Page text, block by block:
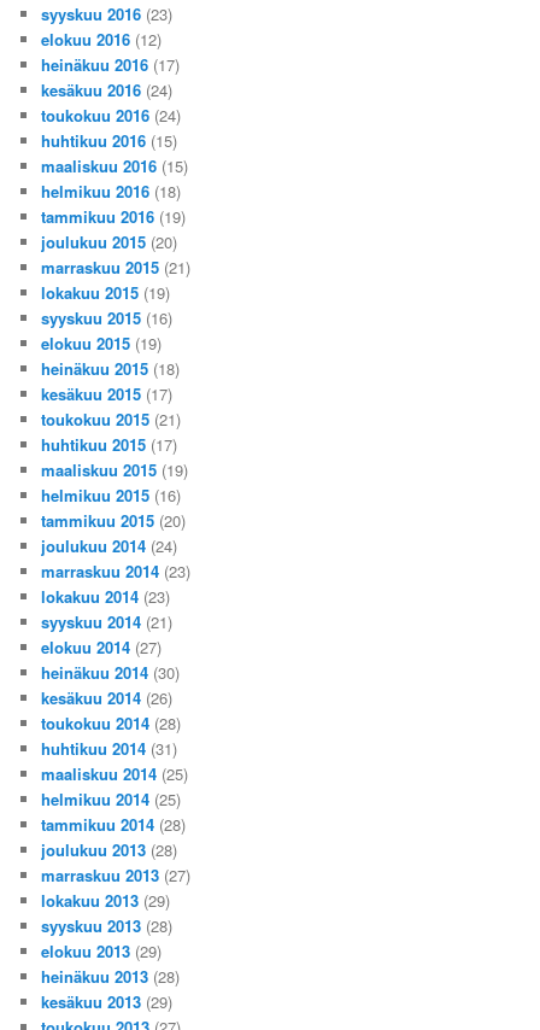
syyskuu 2016 (23)
elokuu 2016 (12)
heinäkuu 2016 (17)
kesäkuu 2016 (24)
toukokuu 2016 (24)
huhtikuu 2016 (15)
maaliskuu 2016 (15)
helmikuu 2016 (18)
tammikuu 2016 (19)
joulukuu 2015 (20)
marraskuu 2015 (21)
lokakuu 2015 (19)
syyskuu 2015 (16)
elokuu 2015 (19)
heinäkuu 2015 (18)
kesäkuu 2015 (17)
toukokuu 2015 (21)
huhtikuu 2015 (17)
maaliskuu 2015 (19)
helmikuu 2015 (16)
tammikuu 2015 (20)
joulukuu 2014 (24)
marraskuu 2014 (23)
lokakuu 2014 (23)
syyskuu 2014 (21)
elokuu 2014 (27)
heinäkuu 2014 (30)
kesäkuu 2014 (26)
toukokuu 2014 (28)
huhtikuu 2014 (31)
maaliskuu 2014 (25)
helmikuu 2014 (25)
tammikuu 2014 (28)
joulukuu 2013 (28)
marraskuu 2013 (27)
lokakuu 2013 (29)
syyskuu 2013 (28)
elokuu 2013 (29)
heinäkuu 2013 (28)
kesäkuu 2013 (29)